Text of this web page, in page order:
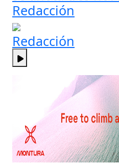
Redacción
Redacción